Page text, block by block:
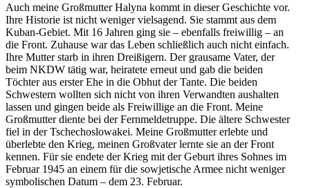
Auch meine Groß­mutter Halyna kommt in dieser Geschichte vor.
Ihre His­to­rie ist nicht weniger viel­sa­gend. Sie stammt aus dem
Kuban-Gebiet. Mit 16 Jahren ging sie – eben­falls frei­wil­lig – an
die Front. Zuhause war das Leben schließ­lich auch nicht einfach.
Ihre Mutter starb in ihren Drei­ßi­gern. Der grau­same Vater, der
beim NKDW tätig war, hei­ra­tete erneut und gab die beiden
Töchter aus erster Ehe in die Obhut der Tante. Die beiden
Schwes­tern wollten sich nicht von ihren Ver­wand­ten aus­hal­ten
lassen und gingen beide als Frei­wil­lige an die Front. Meine
Groß­mutter diente bei der Fern­mel­de­truppe. Die ältere Schwes­ter
fiel in der Tsche­cho­slo­wa­kei. Meine Groß­mutter erlebte und
über­lebte den Krieg, meinen Groß­va­ter lernte sie an der Front
kennen. Für sie endete der Krieg mit der Geburt ihres Sohnes im
Februar 1945 an einem für die sowje­ti­sche Armee nicht weniger
sym­bo­li­schen Datum – dem 23. Februar.